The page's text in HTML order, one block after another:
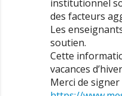
institutionnel
des facteurs
Les
soutien.
Cette
vacances
Merci de